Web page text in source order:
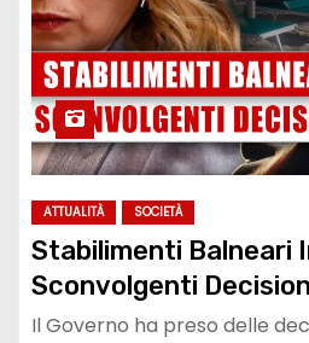
ATTUALITÀ SOCIETÀ
Stabilimenti Balneari
Sconvolgenti
Il Governo ha preso delle